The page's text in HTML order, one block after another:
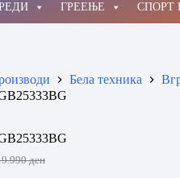
ГРЕЕЊЕ СПОРТ
Бела техника
ден